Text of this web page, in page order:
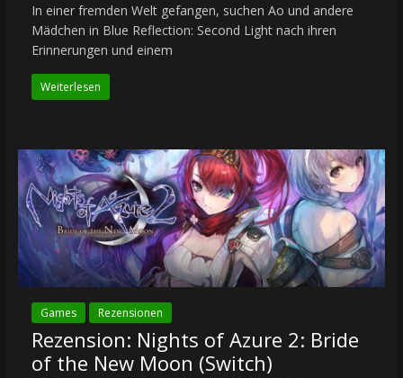
In einer fremden Welt gefangen, suchen Ao und andere
Mädchen in Blue Reflection: Second Light nach ihren
Erinnerungen und einem
Weiterlesen
Games Rezensionen
Rezension: Nights of Azure 2: Bride
of the New Moon (Switch)